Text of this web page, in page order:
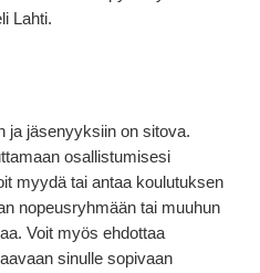
Lahti.
ja jäsenyyksiin on sitova.
osallistumisesi
myydä tai antaa koulutuksen
nopeusryhmään tai muuhun
Voit myös ehdottaa
sinulle sopivaan